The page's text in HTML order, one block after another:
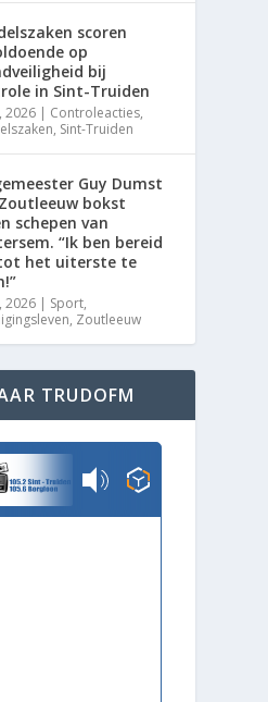
scoren
op
bij
in Sint-Truiden
2026 | Controleacties,
, Sint-Truiden
Guy Dumst
bokst
schepen van
“Ik ben bereid
het uiterste te
2026 | Sport,
, Zoutleeuw
TRUDOFM
TrudoFM